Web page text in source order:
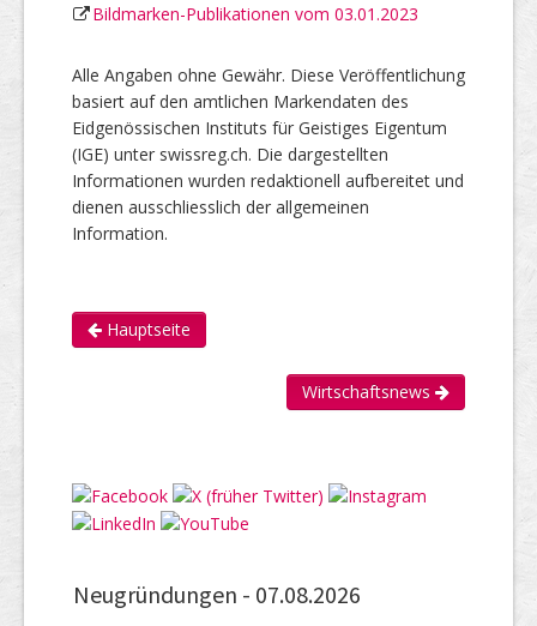
Bildmarken-Publikationen vom 03.01.2023
Alle Angaben ohne Gewähr. Diese Veröffentlichung
basiert auf den amtlichen Markendaten des
Eidgenössischen Instituts für Geistiges Eigentum
(IGE) unter swissreg.ch. Die dargestellten
Informationen wurden redaktionell aufbereitet und
dienen ausschliesslich der allgemeinen
Information.
Hauptseite
Wirtschaftsnews
Neugründungen - 07.08.2026